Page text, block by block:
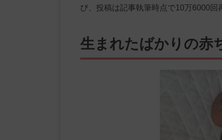
び、投稿は記事執筆時点で10万6000回
生まれたばかりの赤